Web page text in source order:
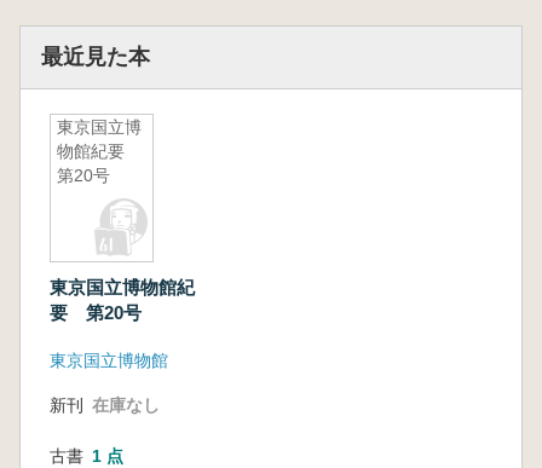
最近見た本
東京国立博
物館紀要
第20号
東京国立博物館紀
要 第20号
東京国立博物館
新刊 在庫なし
古書 1 点